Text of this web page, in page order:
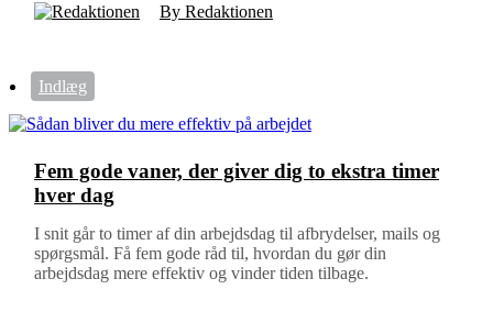
By Redaktionen
Indlæg
Fem gode vaner, der giver dig to ekstra timer
hver dag
I snit går to timer af din arbejdsdag til afbrydelser, mails og
spørgsmål. Få fem gode råd til, hvordan du gør din
arbejdsdag mere effektiv og vinder tiden tilbage.